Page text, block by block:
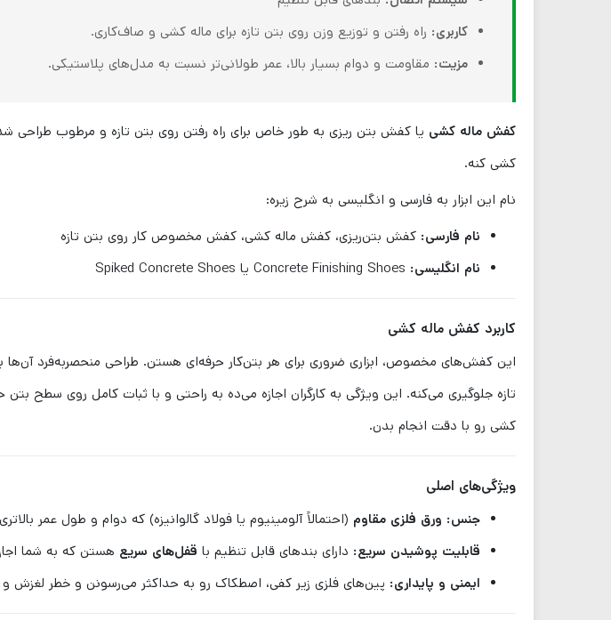
کاربری: راه رفتن و توزیع وزن روی بتن تازه برای ماله کشی و صاف‌کاری.
مزیت: مقاومت و دوام بسیار بالا، عمر طولانی‌تر نسبت به مدل‌های پلاستیکی.
کفش ماله کشی یا کفش بتن ریزی به طور خاص برای راه رفتن روی بتن تازه و مرطوب طراحی
کشی کنه.
نام این ابزار به فارسی و انگلیسی به شرح زیره:
نام فارسی: کفش بتن‌ریزی، کفش ماله کشی، کفش مخصوص کار روی بتن تازه
نام انگلیسی:
کاربرد کفش ماله کشی
این کفش‌های مخصوص، ابزاری ضروری برای هر بتن‌کار حرفه‌ای هستن. طراحی منحصربه‌فرد
تازه جلوگیری می‌کنه. این ویژگی به کارگران اجازه می‌ده به راحتی و با ثبات کامل روی سطح
کشی رو با دقت انجام بدن.
ویژگی‌های اصلی
جنس: ورق فلزی مقاوم (احتمالاً آلومینیوم یا فولاد گالوانیزه) که دوام و طول عمر
قابلیت پوشیدن سریع: دارای بندهای قابل تنظیم با قفل‌های سریع هستن که به شما
ایمنی و پایداری: پین‌های فلزی زیر کفی، اصطکاک رو به حداکثر می‌رسونن و خطر